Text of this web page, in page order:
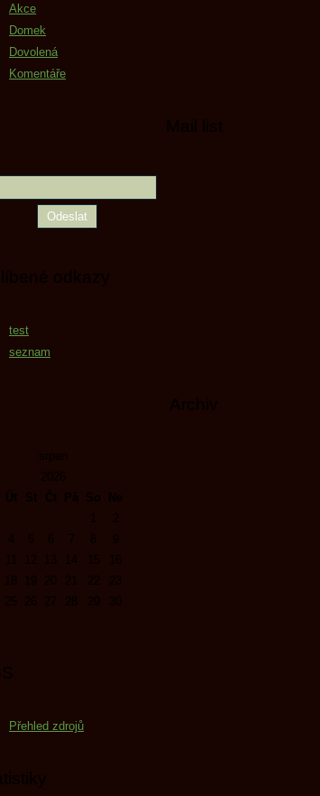
Akce
Domek
Dovolená
Komentáře
Mail list
odkazy
test
seznam
Archiv
srpen
2026
Út
St Čt Pá So
Ne
2
5 7 8
12 13 15
18
20 21 22
23
25
26 27 28 29 30
Přehled zdrojů